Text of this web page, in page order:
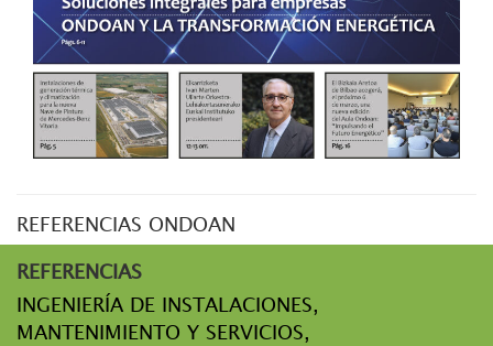
REFERENCIAS ONDOAN
REFERENCIAS
INGENIERÍA DE INSTALACIONES,
MANTENIMIENTO Y SERVICIOS,